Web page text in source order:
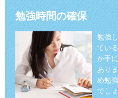
勉強時間の確保
勉強
てい
か手
あり
め勉
でし